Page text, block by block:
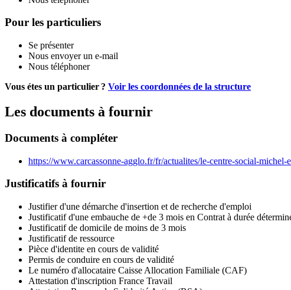
Pour les particuliers
Se présenter
Nous envoyer un e-mail
Nous téléphoner
Vous étes un particulier ? Voir les coordonnées de la structure
Les documents à fournir
Documents à compléter
https://www.carcassonne-agglo.fr/fr/actualites/le-centre-social-
Justificatifs à fournir
Justifier d'une démarche d'insertion et de recherche d'emploi
Justificatif d'une embauche de +de 3 mois en Contrat à durée
Justificatif de domicile de moins de 3 mois
Justificatif de ressource
Pièce d'identite en cours de validité
Permis de conduire en cours de validité
Le numéro d'allocataire Caisse Allocation Familiale (CAF)
Attestation d'inscription France Travail